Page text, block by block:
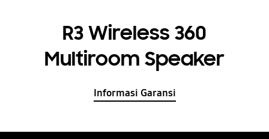
R3 Wireless 360
Multiroom Speaker
Informasi Garansi